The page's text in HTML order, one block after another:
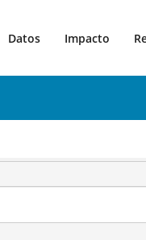
Datos Impacto